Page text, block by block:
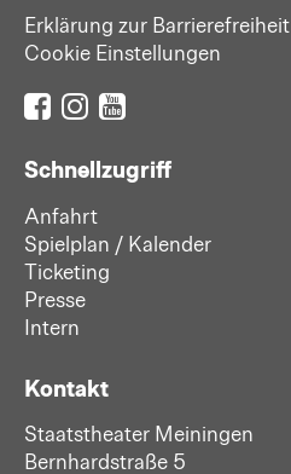
Erklärung zur Barrierefreiheit
Cookie Einstellungen
Schnellzugriff
Anfahrt
Spielplan / Kalender
Ticketing
Presse
Intern
Kontakt
Staatstheater Meiningen
Bernhardstraße 5